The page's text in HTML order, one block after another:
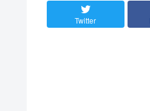
Twitter